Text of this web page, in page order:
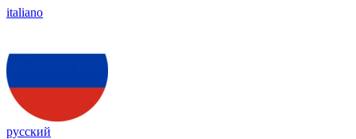
italiano
русский